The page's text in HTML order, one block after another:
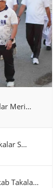
Meri…
S…
Takala…